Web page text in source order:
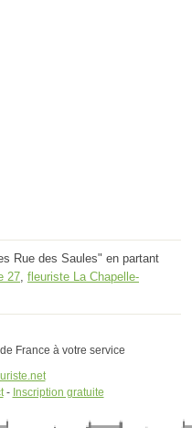
Rue des Saules" en partant
27, fleuriste La Chapelle-
France à votre service
- Inscription gratuite